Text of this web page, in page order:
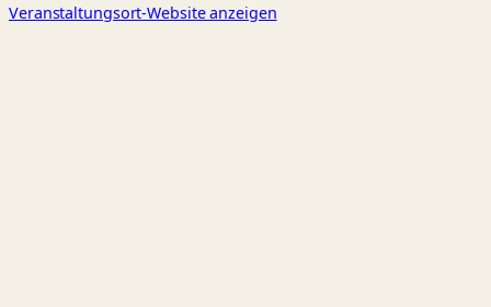
Veranstaltungsort-Website anzeigen